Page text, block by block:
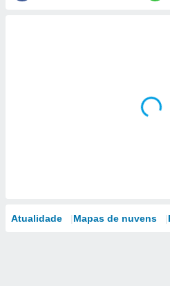
Atualidade Mapas de nuvens